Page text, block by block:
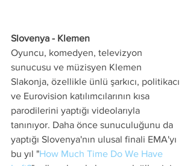
Slovenya - Klemen
Oyuncu, komedyen, televizyon
sunucusu ve müzisyen Klemen
Slakonja, özellikle ünlü şarkıcı, politikacı
ve Eurovision katılımcılarının kısa
parodilerini yaptığı videolarıyla
tanınıyor. Daha önce sunuculuğunu da
yaptığı Slovenya'nın ulusal finali EMA'yı
bu yıl "How Much Time Do We Have